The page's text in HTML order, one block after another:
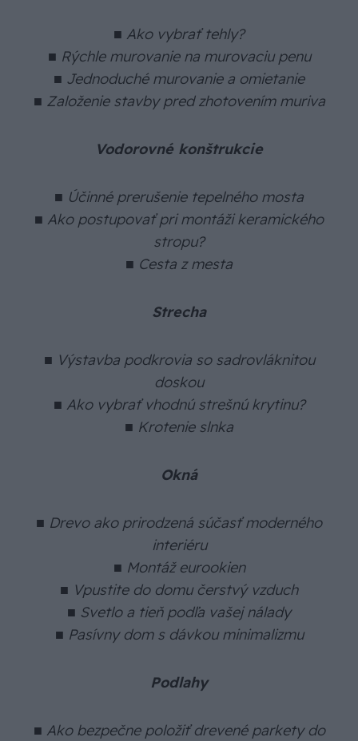
■ Ako vybrať tehly?
■ Rýchle murovanie na murovaciu penu
■ Jednoduché murovanie a omietanie
■ Založenie stavby pred zhotovením muriva
Vodorovné konštrukcie
■ Účinné prerušenie tepelného mosta
■ Ako postupovať pri montáži keramického
stropu?
■ Cesta z mesta
Strecha
■ Výstavba podkrovia so sadrovláknitou
doskou
■ Ako vybrať vhodnú strešnú krytinu?
■ Krotenie slnka
Okná
■ Drevo ako prirodzená súčasť moderného
interiéru
■ Montáž eurookien
■ Vpustite do domu čerstvý vzduch
■ Svetlo a tieň podľa vašej nálady
■ Pasívny dom s dávkou minimalizmu
Podlahy
■ Ako bezpečne položiť drevené parkety do